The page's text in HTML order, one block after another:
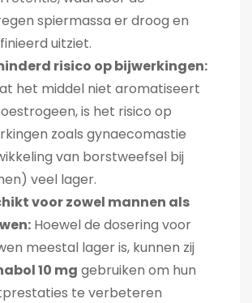
spiermassa er droog en
uitziet.
risico op bijwerkingen:
het middel niet aromatiseert
is het risico op
zoals gynaecomastie
van borstweefsel bij
veel lager.
voor zowel mannen als
Hoewel de dosering voor
meestal lager is, kunnen zij
10 mg gebruiken om hun
te verbeteren